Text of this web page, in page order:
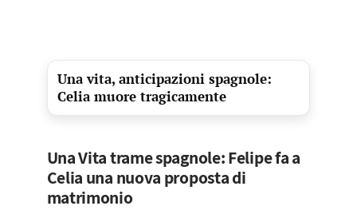
Una vita, anticipazioni spagnole:
Celia muore tragicamente
Una Vita trame spagnole: Felipe fa a
Celia una nuova proposta di
matrimonio